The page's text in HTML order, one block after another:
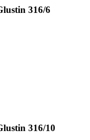
316/6
316/10